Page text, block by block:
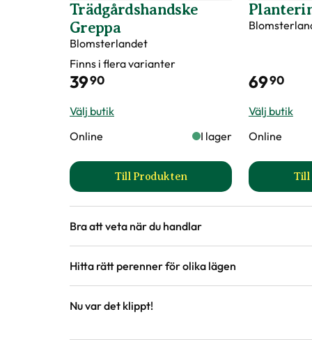
Trädgårdshandske
Greppa
Blomsterlandet
Finns i flera varianter
3990
Välj butik
Online
I lager
Till Produkten
till Trädgårdshandske Greppa
6990
Välj butik
Online
Till
Bra att veta när du handlar
Höjd, längd och bilder
Vi försöker alltid ange växternas
är unika så kan måtten och din växts
Hitta rätt perenner för olika lägen
Nu var det klippt!